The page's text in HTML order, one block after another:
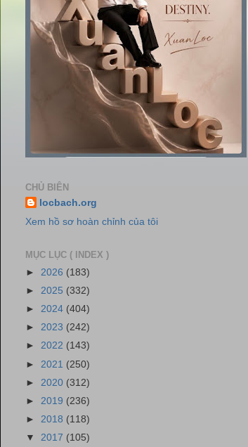
CHỦ BIÊN
locbach.org
Xem hồ sơ hoàn chỉnh của tôi
MỤC LỤC ( INDEX )
► 2026 (183)
► 2025 (332)
► 2024 (404)
► 2023 (242)
► 2022 (143)
► 2021 (250)
► 2020 (312)
► 2019 (236)
► 2018 (118)
▼ 2017 (105)